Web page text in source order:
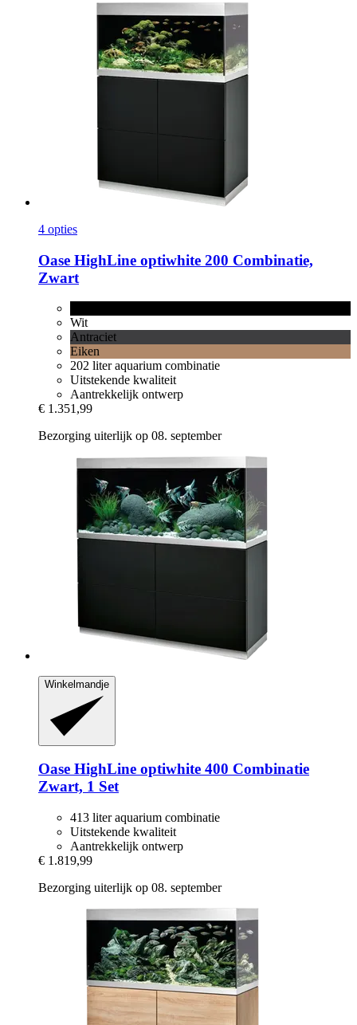
4 opties
Oase HighLine optiwhite 200 Combinatie,
Zwart
Wit
Antraciet
Eiken
202 liter aquarium combinatie
Uitstekende kwaliteit
Aantrekkelijk ontwerp
€ 1.351,99
Bezorging uiterlijk op 08. september
Winkelmandje
Oase HighLine optiwhite 400 Combinatie
Zwart, 1 Set
413 liter aquarium combinatie
Uitstekende kwaliteit
Aantrekkelijk ontwerp
€ 1.819,99
Bezorging uiterlijk op 08. september